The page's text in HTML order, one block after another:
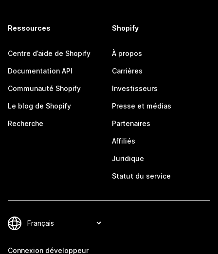
Ressources
Centre d’aide de Shopify
Documentation API
Communauté Shopify
Le blog de Shopify
Recherche
Shopify
À propos
Carrières
Investisseurs
Presse et médias
Partenaires
Affiliés
Juridique
Statut du service
Connexion développeur